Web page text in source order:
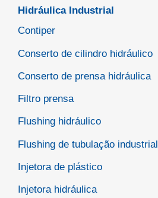
Hidráulica Industrial
Contiper
Conserto de cilindro hidráulico
Conserto de prensa hidráulica
Filtro prensa
Flushing hidráulico
Flushing de tubulação industrial
Injetora de plástico
Injetora hidráulica